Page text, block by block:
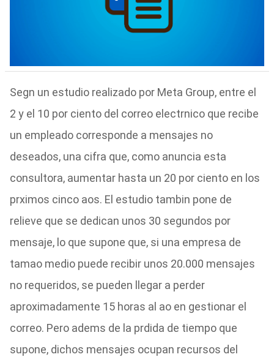
Segn un estudio realizado por Meta Group, entre el
2 y el 10 por ciento del correo electrnico que recibe
un empleado corresponde a mensajes no
deseados, una cifra que, como anuncia esta
consultora, aumentar hasta un 20 por ciento en los
prximos cinco aos. El estudio tambin pone de
relieve que se dedican unos 30 segundos por
mensaje, lo que supone que, si una empresa de
tamao medio puede recibir unos 20.000 mensajes
no requeridos, se pueden llegar a perder
aproximadamente 15 horas al ao en gestionar el
correo. Pero adems de la prdida de tiempo que
supone, dichos mensajes ocupan recursos del